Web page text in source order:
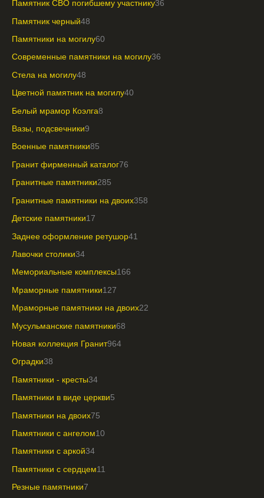
Памятник СВО погибшему участнику36
Памятник черный48
Памятники на могилу60
Современные памятники на могилу36
Стела на могилу48
Цветной памятник на могилу40
Белый мрамор Коэлга8
Вазы, подсвечники9
Военные памятники85
Гранит фирменный каталог76
Гранитные памятники285
Гранитные памятники на двоих358
Детские памятники17
Заднее оформление ретушор41
Лавочки столики34
Мемориальные комплексы166
Мраморные памятники127
Мраморные памятники на двоих22
Мусульманские памятники68
Новая коллекция Гранит964
Оградки38
Памятники - кресты34
Памятники в виде церкви5
Памятники на двоих75
Памятники с ангелом10
Памятники с аркой34
Памятники с сердцем11
Резные памятники7